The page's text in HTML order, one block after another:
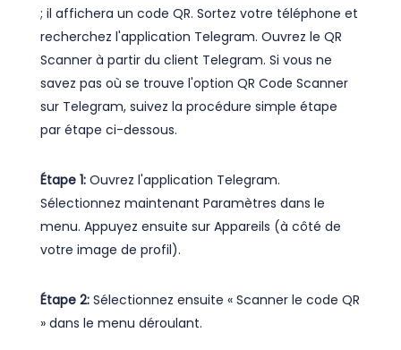
; il affichera un code QR. Sortez votre téléphone et
recherchez l'application Telegram. Ouvrez le QR
Scanner à partir du client Telegram. Si vous ne
savez pas où se trouve l'option QR Code Scanner
sur Telegram, suivez la procédure simple étape
par étape ci-dessous.
Étape 1: Ouvrez l'application Telegram.
Sélectionnez maintenant Paramètres dans le
menu. Appuyez ensuite sur Appareils (à côté de
votre image de profil).
Étape 2: Sélectionnez ensuite « Scanner le code QR
» dans le menu déroulant.